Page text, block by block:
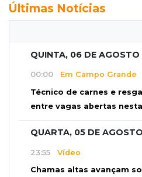
Últimas Notícias
QUINTA, 06 DE AGOSTO
00:00 Em Campo Grande
Técnico de carnes e
entre vagas abertas nesta
QUARTA, 05 DE AGOSTO
23:55 Vídeo
Chamas altas avançam